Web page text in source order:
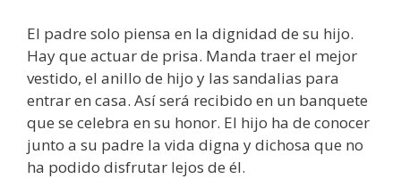
El padre solo piensa en la dignidad de su hijo.
Hay que actuar de prisa. Manda traer el mejor
vestido, el anillo de hijo y las sandalias para
entrar en casa. Así será recibido en un banquete
que se celebra en su honor. El hijo ha de conocer
junto a su padre la vida digna y dichosa que no
ha podido disfrutar lejos de él.